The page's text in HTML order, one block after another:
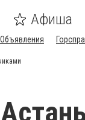
Афиша
Объявления